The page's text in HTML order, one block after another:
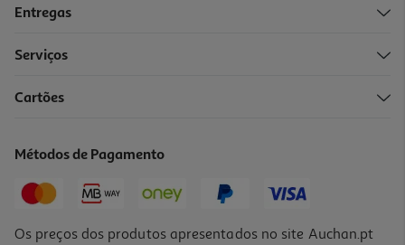
Entregas
Serviços
Cartões
Métodos de Pagamento
Os preços dos produtos apresentados no site Auchan.pt